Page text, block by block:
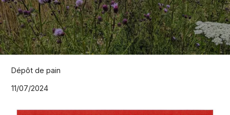
Dépôt de pain
11/07/2024